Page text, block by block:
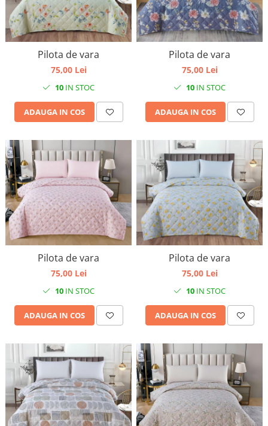
Pilota de vara
75,00 Lei
10 IN STOC
ADAUGA IN COS
Pilota de vara
75,00 Lei
10 IN STOC
ADAUGA IN COS
Pilota de vara
75,00 Lei
10 IN STOC
ADAUGA IN COS
Pilota de vara
75,00 Lei
10 IN STOC
ADAUGA IN COS